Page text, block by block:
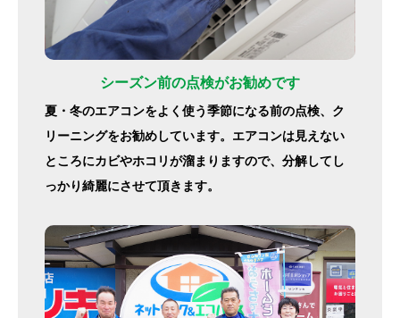
シーズン前の点検がお勧めです
夏・冬のエアコンをよく使う季節になる前の点検、ク
リーニングをお勧めしています。エアコンは見えない
ところにカビやホコリが溜まりますので、分解してし
っかり綺麗にさせて頂きます。